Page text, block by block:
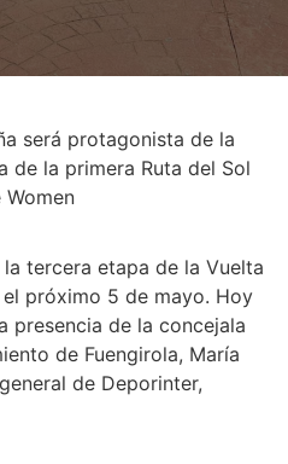
será protagonista de la
de la primera Ruta del Sol
Women
tercera etapa de la Vuelta
próximo 5 de mayo. Hoy
presencia de la concejala
de Fuengirola, María
de Deporinter,